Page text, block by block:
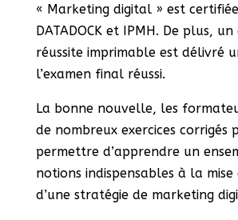
« Marketing digital » est
DATADOCK et IPMH. De plus,
réussite imprimable est délivré
l’examen final réussi.
La bonne nouvelle, les
de nombreux exercices corrigés
permettre d’apprendre un
notions indispensables à la
d’une stratégie de marketing